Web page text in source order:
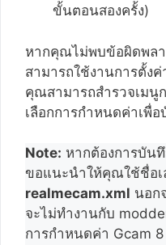
ขั้นตอนสองครั้ง)
หากคุณไม่พบข้อผิดพล
สามารถใช้งานการตั้ง
คุณสามารถสำรวจเมนู
เลือกการกำหนดค่าเพื่
Note: หากต้องการบัน
ขอแนะนำให้คุณใช้ชื่อเ
realmecam.xml นอก
จะไม่ทำงานกับ
การกำหนดค่า Gcam